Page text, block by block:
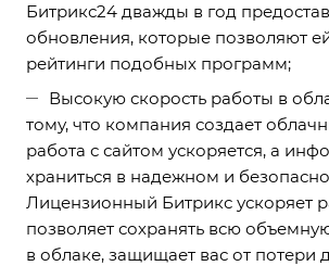
Битрикс24 дважды в год
обновления, которые позволяют
рейтинги подобных программ;
Высокую скорость работы в
тому, что компания создает
работа с сайтом ускоряется, а
храниться в надежном и
Лицензионный Битрикс ускоряет
позволяет сохранять всю
в облаке, защищает вас от потери